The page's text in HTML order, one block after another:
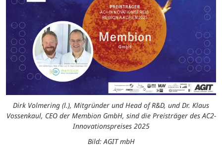
Dirk Volmering (l.), Mitgründer und Head of R&D, und Dr. Klaus
Vossenkaul, CEO der Membion GmbH, sind die Preisträger des AC2-
Innovationspreises 2025
Bild: AGIT mbH